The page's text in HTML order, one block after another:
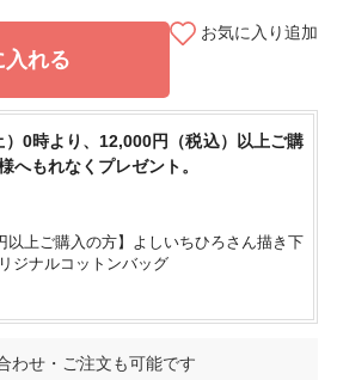
入れる
お気に入り追加
0時より、12,000円（税込）以上ご購
へもれなくプレゼント。
以上ご購入の方】よしいちひろさん描き下
ジナルコットンバッグ
わせ・ご注文も可能です